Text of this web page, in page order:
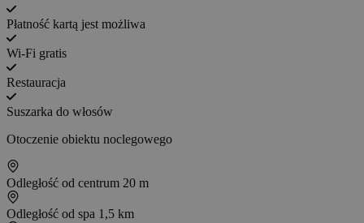
Płatność kartą jest możliwa
Wi-Fi gratis
Restauracja
Suszarka do włosów
Otoczenie obiektu noclegowego
Odległość od centrum 20 m
Odległość od spa 1,5 km